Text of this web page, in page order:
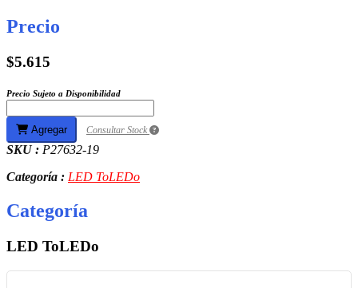
Precio
$5.615
Precio Sujeto a Disponibilidad
Agregar Consultar Stock
SKU : P27632-19
Categoría : LED ToLEDo
Categoría
LED ToLEDo